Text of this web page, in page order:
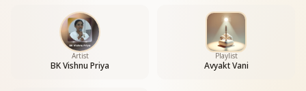
Artist
BK Vishnu Priya
Playlist
Avyakt Vani